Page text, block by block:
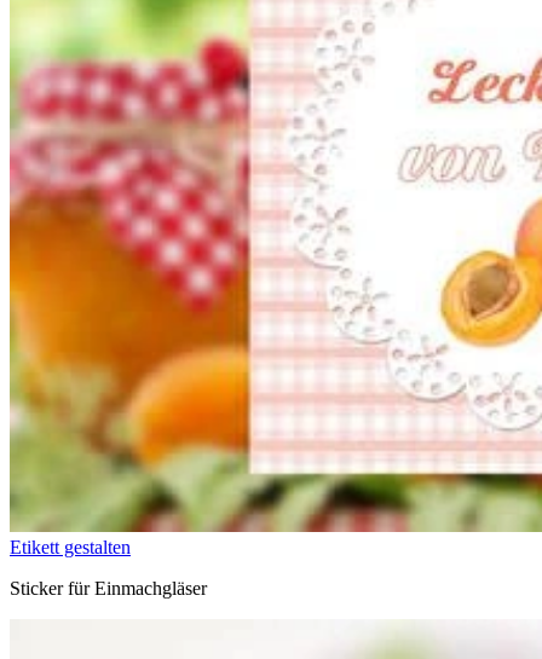
Etikett gestalten
Sticker für Einmachgläser